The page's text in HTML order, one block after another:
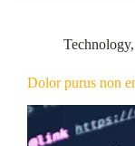
Technology,
Dolor purus non